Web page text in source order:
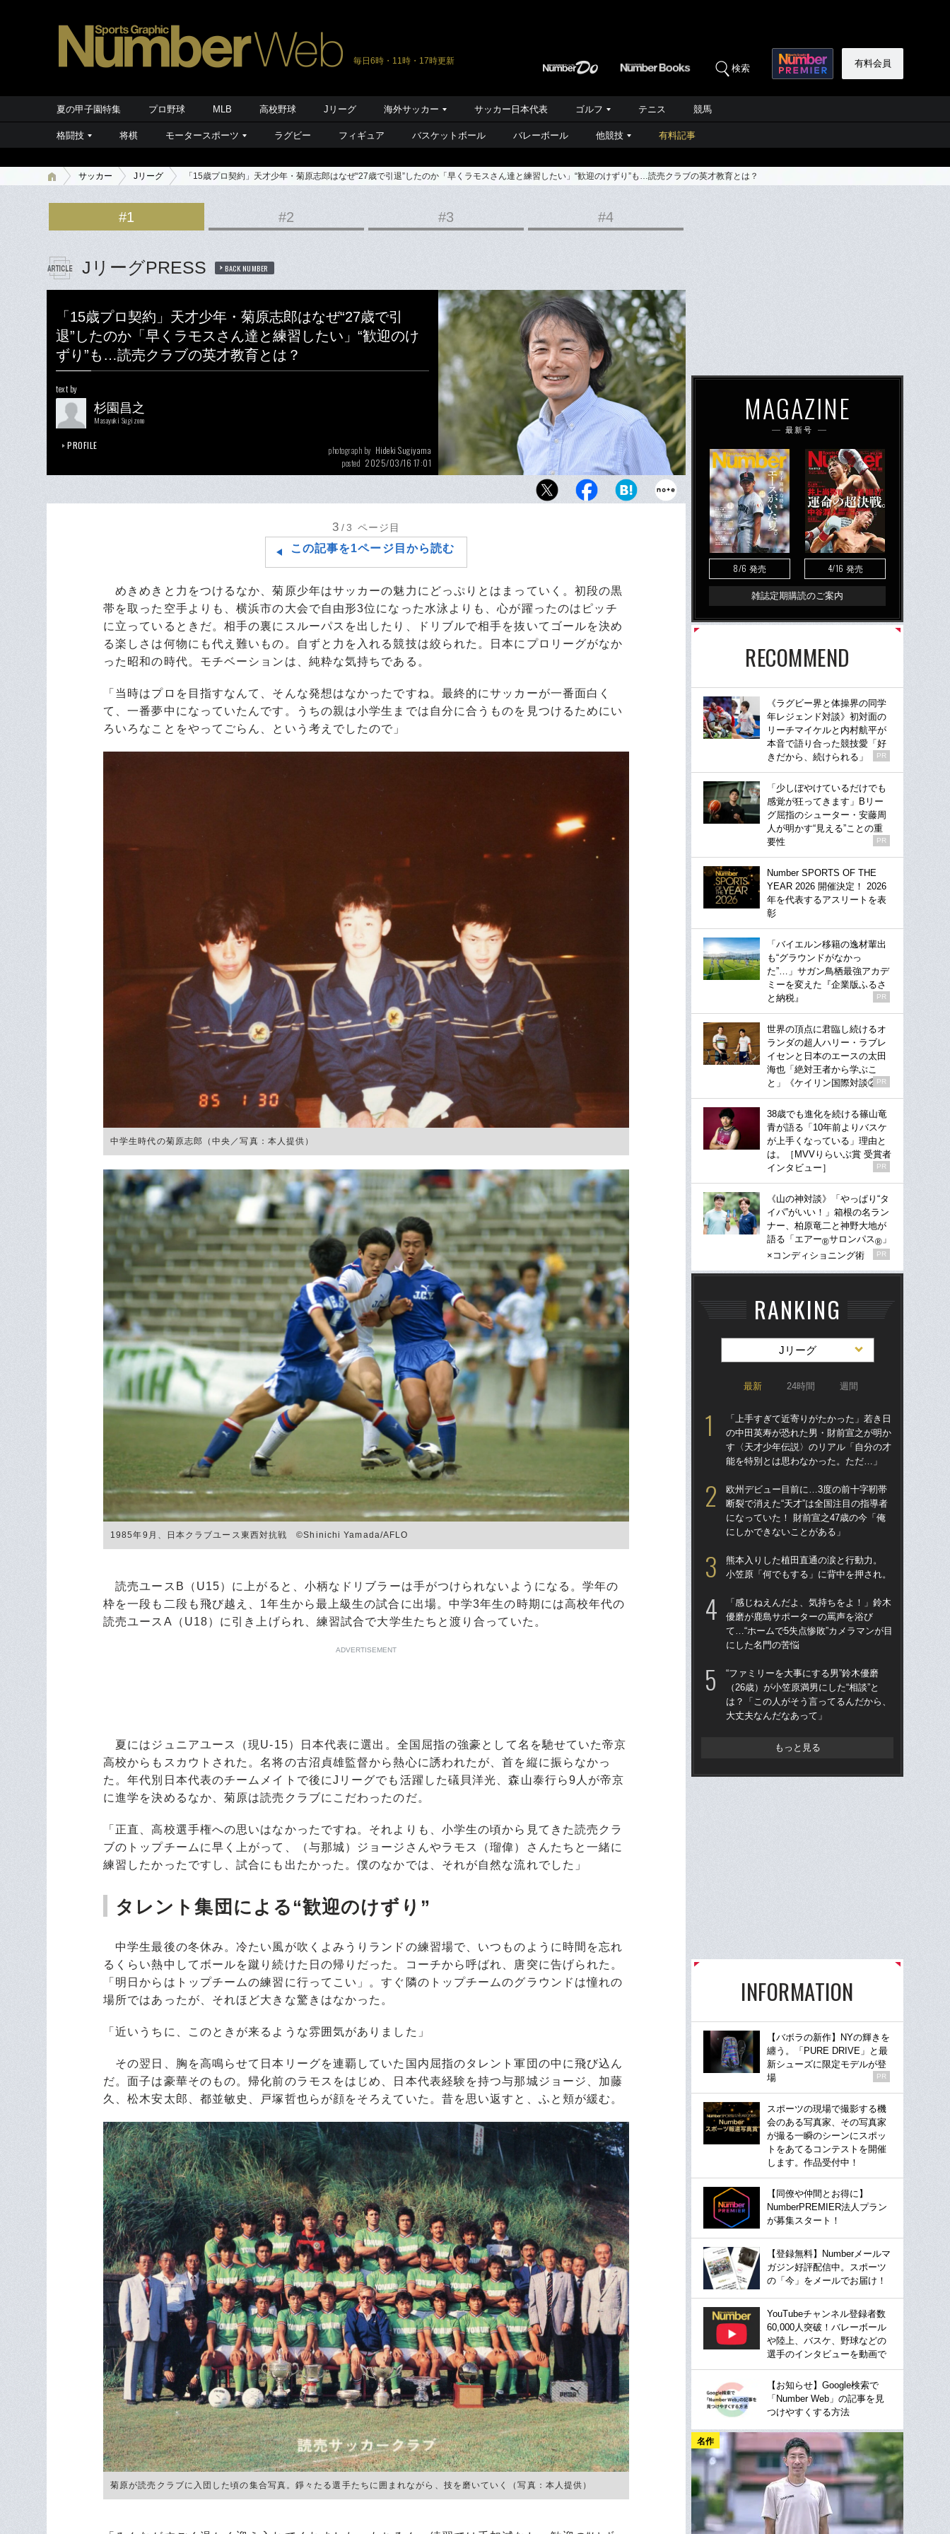
毎日6時・11時・17時更新
検索 有料会員
夏の甲子園特集 プロ野球 MLB 高校野球 Jリーグ 海外サッカー サッカー日本代表 ゴルフ テニス 競馬
格闘技 将棋 モータースポーツ ラグビー フィギュア バスケットボール バレーボール 他競技 有料記事
サッカー Jリーグ 「15歳プロ契約」天才少年・菊原志郎はなぜ“27歳で引退”したのか「早くラモスさん達と練習したい」“歓迎のけずり”も…読売クラブの英才教育とは？
#1 #2 #3 #4
JリーグPRESS BACK NUMBER
「15歳プロ契約」天才少年・菊原志郎はなぜ“27歳で引
退”したのか「早くラモスさん達と練習したい」“歓迎のけ
ずり”も…読売クラブの英才教育とは？
text by
杉園昌之
Masayuki Sugizono
PROFILE photograph by Hideki Sugiyama
posted 2025/03/16 17:01
昨シーズン限りで松本山雅FCのアカデミーヘッドオブコ
3 /3 ページ目
この記事を1ページ目から読む
めきめきと力をつけるなか、菊原少年はサッカーの魅力にどっぷりとはまっていく。初段の黒
帯を取った空手よりも、横浜市の大会で自由形3位になった水泳よりも、心が躍ったのはピッチ
に立っているときだ。相手の裏にスルーパスを出したり、ドリブルで相手を抜いてゴールを決め
る楽しさは何物にも代え難いもの。自ずと力を入れる競技は絞られた。日本にプロリーグがなか
った昭和の時代。モチベーションは、純粋な気持ちである。
「当時はプロを目指すなんて、そんな発想はなかったですね。最終的にサッカーが一番面白く
て、一番夢中になっていたんです。うちの親は小学生までは自分に合うものを見つけるためにい
ろいろなことをやってごらん、という考えでしたので」
中学生時代の菊原志郎（中央／写真：本人提供）
1985年9月、日本クラブユース東西対抗戦 ©︎Shinichi Yamada/AFLO
読売ユースB（U15）に上がると、小柄なドリブラーは手がつけられないようになる。学年の
枠を一段も二段も飛び越え、1年生から最上級生の試合に出場。中学3年生の時期には高校年代の
読売ユースA（U18）に引き上げられ、練習試合で大学生たちと渡り合っていた。
ADVERTISEMENT
夏にはジュニアユース（現U-15）日本代表に選出。全国屈指の強豪として名を馳せていた帝京
高校からもスカウトされた。名将の古沼貞雄監督から熱心に誘われたが、首を縦に振らなかっ
た。年代別日本代表のチームメイトで後にJリーグでも活躍した礒貝洋光、森山泰行ら9人が帝京
に進学を決めるなか、菊原は読売クラブにこだわったのだ。
「正直、高校選手権への思いはなかったですね。それよりも、小学生の頃から見てきた読売クラ
ブのトップチームに早く上がって、（与那城）ジョージさんやラモス（瑠偉）さんたちと一緒に
練習したかったですし、試合にも出たかった。僕のなかでは、それが自然な流れでした」
タレント集団による“歓迎のけずり”
中学生最後の冬休み。冷たい風が吹くよみうりランドの練習場で、いつものように時間を忘れ
るくらい熱中してボールを蹴り続けた日の帰りだった。コーチから呼ばれ、唐突に告げられた。
「明日からはトップチームの練習に行ってこい」。すぐ隣のトップチームのグラウンドは憧れの
場所ではあったが、それほど大きな驚きはなかった。
「近いうちに、このときが来るような雰囲気がありました」
その翌日、胸を高鳴らせて日本リーグを連覇していた国内屈指のタレント軍団の中に飛び込ん
だ。面子は豪華そのもの。帰化前のラモスをはじめ、日本代表経験を持つ与那城ジョージ、加藤
久、松木安太郎、都並敏史、戸塚哲也らが顔をそろえていた。昔を思い返すと、ふと頬が緩む。
菊原が読売クラブに入団した頃の集合写真。錚々たる選手たちに囲まれながら、技を磨いていく（写真：本人提供）
MAGAZINE
最新号
8/6 発売 4/16 発売
雑誌定期購読のご案内
RECOMMEND
《ラグビー界と体操界の同学
年レジェンド対談》初対面の
リーチマイケルと内村航平が
本音で語り合った競技愛「好
きだから、続けられる」
PR
「少しぼやけているだけでも
感覚が狂ってきます」Bリー
グ屈指のシューター・安藤周
人が明かす“見える”ことの重
要性
PR
Number SPORTS OF THE
YEAR 2026 開催決定！ 2026
年を代表するアスリートを表
彰
「バイエルン移籍の逸材輩出
も“グラウンドがなかっ
た”…」サガン鳥栖最強アカデ
ミーを変えた『企業版ふるさ
と納税』
PR
世界の頂点に君臨し続けるオ
ランダの超人ハリー・ラブレ
イセンと日本のエースの太田
海也「絶対王者から学ぶこ
と」《ケイリン国際対談②》
PR
38歳でも進化を続ける篠山竜
青が語る「10年前よりバスケ
が上手くなっている」理由と
は。［MVVりらいぶ賞 受賞者
インタビュー］
PR
《山の神対談》「やっぱり“タ
イパ”がいい！」箱根の名ラン
ナー、柏原竜二と神野大地が
語る「エアー®サロンパス® 」
×コンディショニング術
PR
RANKING
Jリーグ
最新 24時間 週間
「上手すぎて近寄りがたかった」若き日
の中田英寿が恐れた男・財前宣之が明か
す〈天才少年伝説〉のリアル「自分の才
能を特別とは思わなかった。ただ…」
欧州デビュー目前に…3度の前十字靭帯
断裂で消えた“天才”は全国注目の指導者
になっていた！ 財前宣之47歳の今「俺
にしかできないことがある」
熊本入りした植田直通の涙と行動力。
小笠原「何でもする」に背中を押され。
「感じねえんだよ、気持ちをよ！」鈴木
優磨が鹿島サポーターの罵声を浴び
て…“ホームで5失点惨敗”カメラマンが目
にした名門の苦悩
“ファミリーを大事にする男”鈴木優磨
（26歳）が小笠原満男にした“相談”と
は？「この人がそう言ってるんだから、
大丈夫なんだなあって」
もっと見る
INFORMATION
【バボラの新作】NYの輝きを
纏う。「PURE DRIVE」と最
新シューズに限定モデルが登
場
PR
スポーツの現場で撮影する機
会のある写真家、その写真家
が撮る一瞬のシーンにスポッ
トをあてるコンテストを開催
します。作品受付中！
【同僚や仲間とお得に】
NumberPREMIER法人プラン
が募集スタート！
【登録無料】Numberメールマ
ガジン好評配信中。スポーツ
の「今」をメールでお届け！
YouTubeチャンネル登録者数
60,000人突破！バレーボール
や陸上、バスケ、野球などの
選手のインタビューを動画で
【お知らせ】Google検索で
「Number Web」の記事を見
つけやすくする方法
名作